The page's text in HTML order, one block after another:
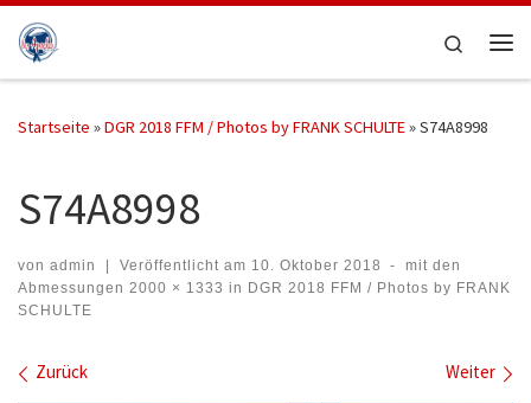
Zum Inhalt springen
Search
Startseite »DGR 2018 FFM / Photos by FRANK SCHULTE»S74A8998
S74A8998
von admin | Veröffentlicht am 10. Oktober 2018 -
mit den
Abmessungen 2000 × 1333 in DGR 2018 FFM / Photos by FRANK
SCHULTE
Bilder Navigation
Zurück Weiter